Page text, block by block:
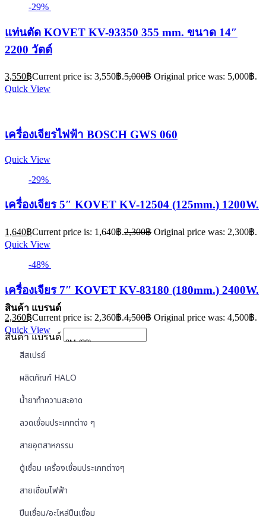
-29%
แท่นตัด KOVET KV-93350 355 mm. ขนาด 14″
2200 วัตต์
3,550฿Current price is: 3,550฿.5,000฿ Original price was: 5,000฿.
Quick View
เครื่องเจียรไฟฟ้า BOSCH GWS 060
Quick View
-29%
เครื่องเจียร 5″ KOVET KV-12504 (125mm.) 1200W.
1,640฿Current price is: 1,640฿.2,300฿ Original price was: 2,300฿.
Quick View
-48%
เครื่องเจียร 7″ KOVET KV-83180 (180mm.) 2400W.
2,360฿Current price is: 2,360฿.4,500฿ Original price was: 4,500฿.
Quick View
สินค้า แบรนด์
สินค้า แบรนด์
สีสเปรย์
ผลิตภัณฑ์ HALO
น้ำยาทำความสะอาด
ลวดเชื่อมประเภทต่าง ๆ
สายอุตสาหกรรม
ตู้เชื่อม เครื่องเชื่อมประเภทต่างๆ
สายเชื่อมไฟฟ้า
ปืนเชื่อม/อะไหล่ปืนเชื่อม